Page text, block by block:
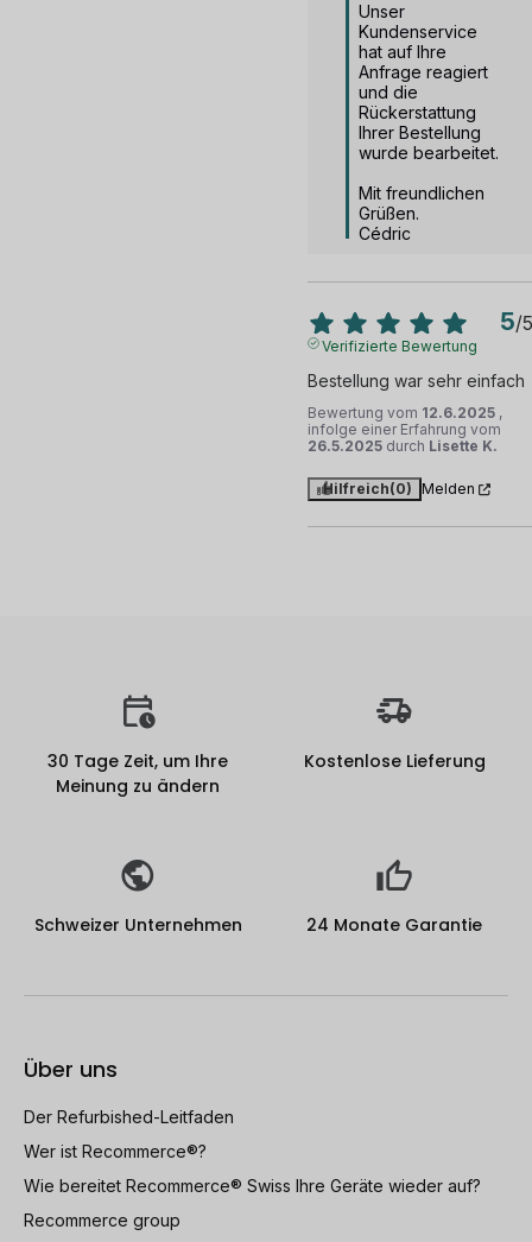
Unser
Kundenservice
hat auf Ihre
Anfrage reagiert
und die
Rückerstattung
Ihrer Bestellung
wurde bearbeitet.
Mit freundlichen
Grüßen.
Cédric
5/5
Verifizierte Bewertung
Bestellung war sehr einfach
Bewertung vom 12.6.2025 ,
infolge einer Erfahrung vom
26.5.2025 durch Lisette K.
Hilfreich(0) Melden
30 Tage Zeit, um Ihre
Meinung zu ändern
Kostenlose Lieferung
Schweizer Unternehmen 24 Monate Garantie
Über uns
Der Refurbished-Leitfaden
Wer ist Recommerce®?
Wie bereitet Recommerce® Swiss Ihre Geräte wieder auf?
Recommerce group